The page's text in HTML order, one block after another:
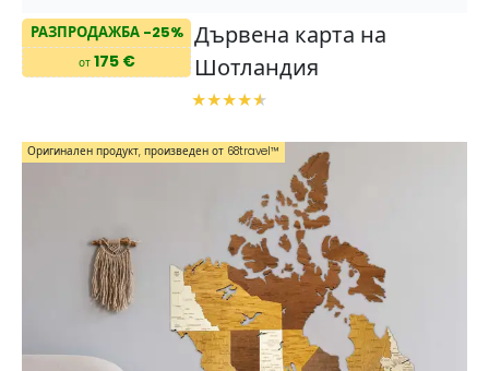
РАЗПРОДАЖБА -25%
от175 €
Дървена карта на
Шотландия
Оригинален продукт, произведен от 68travel™️